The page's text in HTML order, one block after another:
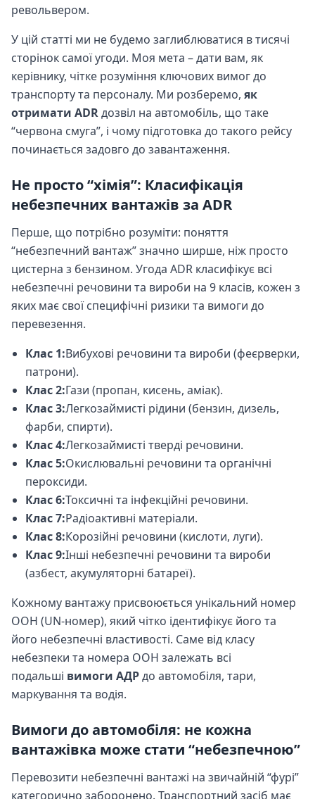
револьвером.
У цій статті ми не будемо заглиблюватися в тисячі
сторінок самої угоди. Моя мета – дати вам, як
керівнику, чітке розуміння ключових вимог до
транспорту та персоналу. Ми розберемо, як
отримати ADRдозвіл на автомобіль, що таке
“червона смуга”, і чому підготовка до такого рейсу
починається задовго до завантаження.
Не просто “хімія”: Класифікація
небезпечних вантажів за ADR
Перше, що потрібно розуміти: поняття
“небезпечний вантаж” значно ширше, ніж просто
цистерна з бензином. Угода ADR класифікує всі
небезпечні речовини та вироби на 9 класів, кожен з
яких має свої специфічні ризики та вимоги до
перевезення.
Клас 1:Вибухові речовини та вироби (феєрверки,
патрони).
Клас 2:Гази (пропан, кисень, аміак).
Клас 3:Легкозаймисті рідини (бензин, дизель,
фарби, спирти).
Клас 4:Легкозаймисті тверді речовини.
Клас 5:Окислювальні речовини та органічні
пероксиди.
Клас 6:Токсичні та інфекційні речовини.
Клас 7:Радіоактивні матеріали.
Клас 8:Корозійні речовини (кислоти, луги).
Клас 9:Інші небезпечні речовини та вироби
(азбест, акумуляторні батареї).
Кожному вантажу присвоюється унікальний номер
ООН (UN-номер), який чітко ідентифікує його та
його небезпечні властивості. Саме від класу
небезпеки та номера ООН залежать всі
подальші вимоги АДРдо автомобіля, тари,
маркування та водія.
Вимоги до автомобіля: не кожна
вантажівка може стати “небезпечною”
Перевозити небезпечні вантажі на звичайній “фурі”
категорично заборонено. Транспортний засіб має